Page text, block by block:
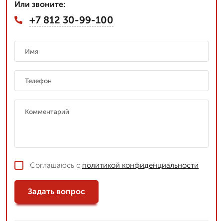
Или звоните:
+7 812 30-99-100
Соглашаюсь с политикой конфиденциальности
Задать вопрос